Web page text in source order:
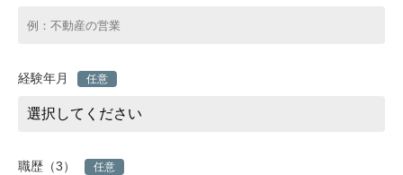
経験年月 任意
職歴（3） 任意